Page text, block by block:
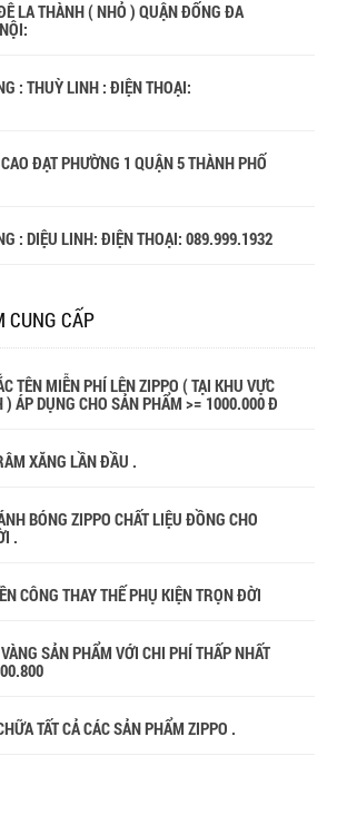
LA THÀNH ( NHỎ ) QUẬN ĐỐNG ĐA
: THUỲ LINH : ĐIỆN THOẠI:
ĐẠT PHƯỜNG 1 QUẬN 5 THÀNH PHỐ
: DIỆU LINH: ĐIỆN THOẠI: 089.999.1932
CUNG CẤP
TÊN MIỄN PHÍ LÊN ZIPPO ( TẠI KHU VỰC
) ÁP DỤNG CHO SẢN PHẨM >= 1000.000 Đ
XĂNG LẦN ĐẦU .
BÓNG ZIPPO CHẤT LIỆU ĐỒNG CHO
.
CÔNG THAY THẾ PHỤ KIỆN TRỌN ĐỜI
SẢN PHẨM VỚI CHI PHÍ THẤP NHẤT
TẤT CẢ CÁC SẢN PHẨM ZIPPO .